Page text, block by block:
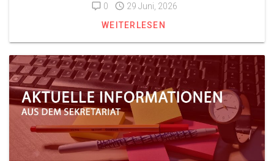
0
29 Juni, 2026
WEITERLESEN